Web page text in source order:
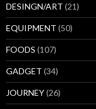
DESINGN/ART (21)
EQUIPMENT (50)
FOODS (107)
GADGET (34)
JOURNEY(26)